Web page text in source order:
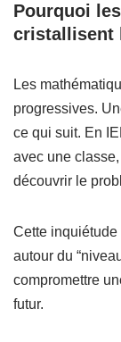
Pourquoi
cristallisent
Les
progressives.
ce qui suit. En
avec une
découvrir le
Cette
autour du
compromettre
futur.